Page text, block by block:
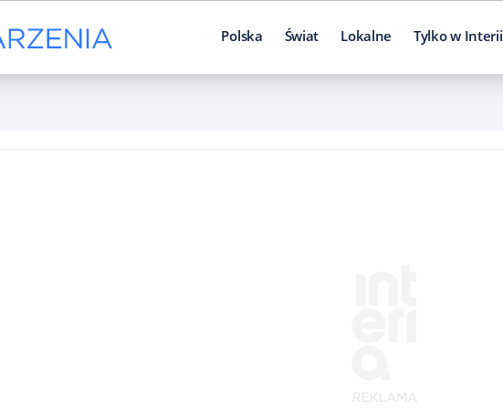
Polska Świat Lokalne Tylko w Interii